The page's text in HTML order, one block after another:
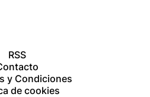
RSS
y Condiciones
de cookies